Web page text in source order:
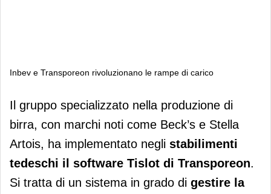
Inbev e Transporeon rivoluzionano le rampe di carico
Inbev e Transporeon rivoluzionano le
rampe di carico
Il gruppo specializzato nella produzione di
birra, con marchi noti come Beck’s e Stella
Artois, ha implementato negli stabilimenti
tedeschi il software Tislot di Transporeon.
Si tratta di un sistema in grado di gestire la